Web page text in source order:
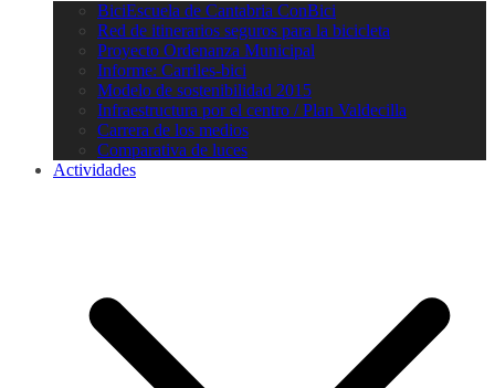
BiciEscuela de Cantabria ConBici
Red de itinerarios seguros para la bicicleta
Proyecto Ordenanza Municipal
Informe: Carriles-bici
Modelo de sostenibilidad 2015
Infraestructura por el centro / Plan Valdecilla
Carrera de los medios
Comparativa de luces
Actividades